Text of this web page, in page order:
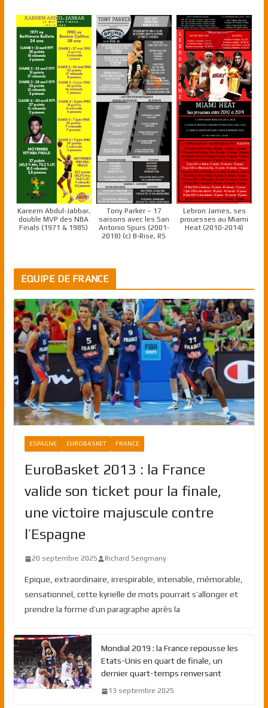
Kareem Abdul-Jabbar,
double MVP des NBA
Finals (1971 & 1985)
Tony Parker – 17
saisons avec les San
Antonio Spurs (2001-
2018) (c) B-Rise, RS
Lebron James, ses
prouesses au Miami
Heat (2010-2014)
EQUIPE DE FRANCE
ESPAGNE EUROBASKET FRANCE
EuroBasket 2013 : la France
valide son ticket pour la finale,
une victoire majuscule contre
l’Espagne
20 septembre 2025 Richard Sengmany
Epique, extraordinaire, irrespirable, intenable, mémorable,
sensationnel, cette kyrielle de mots pourrait s’allonger et
prendre la forme d’un paragraphe après la
Mondial 2019 : la France repousse les
Etats-Unis en quart de finale, un
dernier quart-temps renversant
13 septembre 2025